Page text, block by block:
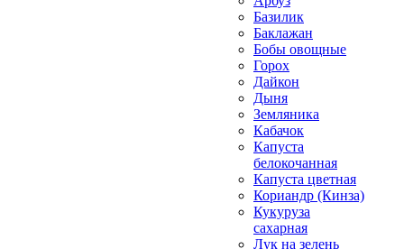
Базилик
Баклажан
Бобы овощные
Горох
Дайкон
Дыня
Земляника
Кабачок
Капуста
белокочанная
Капуста цветная
Кориандр (Кинза)
Кукуруза
сахарная
Лук на зелень